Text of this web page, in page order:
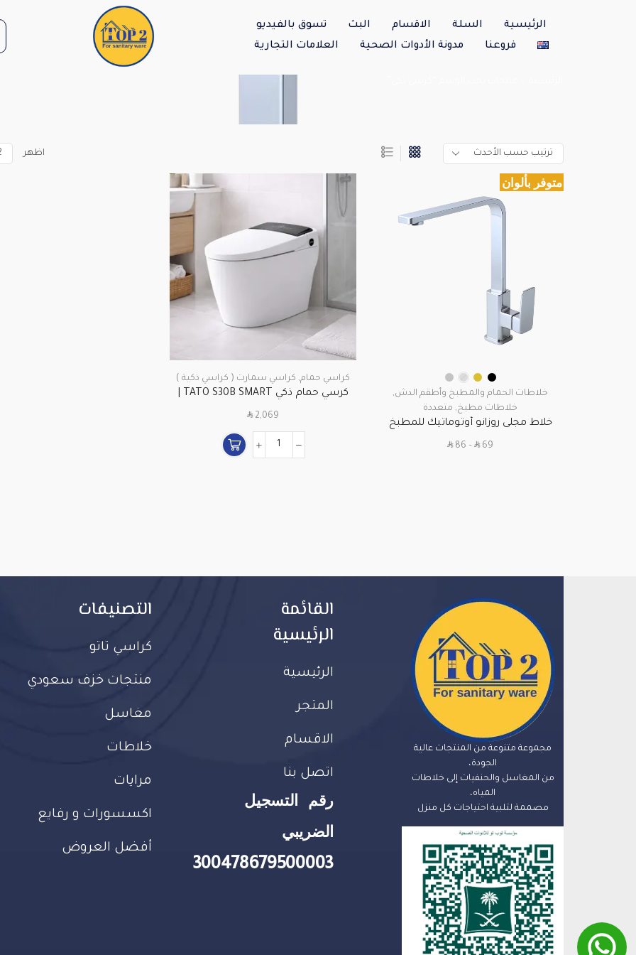
الرئيسية السلة الاقسام البث
تسوق بالفيديو
فروعنا
مدونة الأدوات الصحية العلامات التجارية
اظهر
متوفر بألوان
خلاطات الحمام والمطبخ وأطقم الدش,
خلاطات مطبخ, متعددة
خلاط مجلى روزانو أوتوماتيك للمطبخ
والمطابخ – تصميم مودرن
SAR69
–
SAR86
كراسي حمام, كراسي سمارت ( كراسي ذكية )
مرحاض إلكتروني بجودة عالية
SAR2,069
مجموعة متنوعة من المنتجات عالية
الجودة،
من المغاسل والحنفيات إلى خلاطات
المياه،
مصممة لتلبية احتياجات كل منزل
القائمة
الرئيسية
الرئيسية
المتجر
الاقسام
اتصل بنا
رقم التسجيل
الضريبي
300478679500003
التصنيفات
كراسي تاتو
منتجات خزف سعودي
مغاسل
خلاطات
مرايات
اكسسورات و رفايع
أفضل العروض